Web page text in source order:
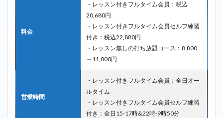
料金
・レッスン付きフルタイム会員：税込
20,680円
・レッスン付きフルタイム会員セルフ練習
付き：税込22,880円
・レッスン無しの打ち放題コース：8,800
～11,000円
営業時間
・レッスン付きフルタイム会員：全日オー
ルタイム
・レッスン付きフルタイム会員セルフ練習
付き：全日15-17時&22時-9時50分